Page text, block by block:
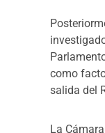
como
salida del
La